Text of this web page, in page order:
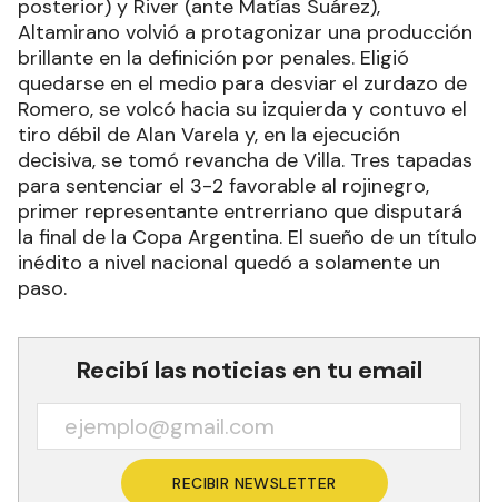
posterior) y River (ante Matías Suárez),
Altamirano volvió a protagonizar una producción
brillante en la definición por penales. Eligió
quedarse en el medio para desviar el zurdazo de
Romero, se volcó hacia su izquierda y contuvo el
tiro débil de Alan Varela y, en la ejecución
decisiva, se tomó revancha de Villa. Tres tapadas
para sentenciar el 3-2 favorable al rojinegro,
primer representante entrerriano que disputará
la final de la Copa Argentina. El sueño de un título
inédito a nivel nacional quedó a solamente un
paso.
Recibí las noticias en tu email
RECIBIR NEWSLETTER